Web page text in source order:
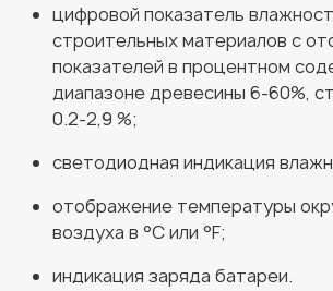
цифровой показатель
строительных материалов с
показателей в процентном
диапазоне древесины 6-60%,
0.2-2,9 %;
светодиодная индикация
отображение температуры
воздуха в °C или °F;
индикация заряда батареи.